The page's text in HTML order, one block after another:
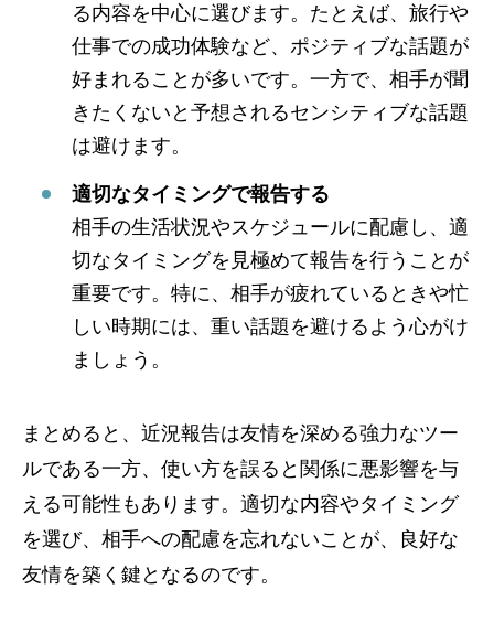
る内容を中心に選びます。たとえば、旅行や
仕事での成功体験など、ポジティブな話題が
好まれることが多いです。一方で、相手が聞
きたくないと予想されるセンシティブな話題
は避けます。
適切なタイミングで報告する
相手の生活状況やスケジュールに配慮し、適
切なタイミングを見極めて報告を行うことが
重要です。特に、相手が疲れているときや忙
しい時期には、重い話題を避けるよう心がけ
ましょう。
まとめると、近況報告は友情を深める強力なツー
ルである一方、使い方を誤ると関係に悪影響を与
える可能性もあります。適切な内容やタイミング
を選び、相手への配慮を忘れないことが、良好な
友情を築く鍵となるのです。